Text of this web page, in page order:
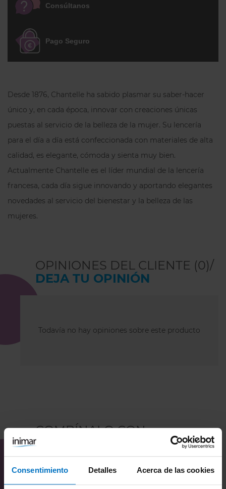
Consentimiento Detalles Acerca de las cookies
Comodidad y estilo moderno en una
Consúltanos
Pago Seguro
Desde 1876, Chantelle ha sabido plasmar su saber-hacer
único y, en cada época, innovar con creaciones únicas
puestas al servicio de la belleza de la mujer. Su lencería
para el día a día está confeccionada con materiales de alta
calidad, es elegante, cómoda y sienta muy bien.
Actualmente Chantelle es el líder mundial de la lencería
francesa, cada día sigue innovando y aportando elegantes
novedades al servicio del bienestar y la belleza de las
mujeres.
OPINIONES DEL CLIENTE (0)/
DEJA TU OPINIÓN
Todavía no hay opiniones sobre este producto
COMBÍNALO CON